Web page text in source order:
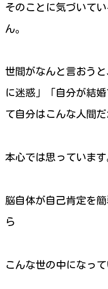
そのことに気づいて
ん。
世間がなんと言おう
に迷惑」「自分が結
て自分はこんな人間
本心では思っています
脳自体が自己肯定を
ら
こんな世の中になって